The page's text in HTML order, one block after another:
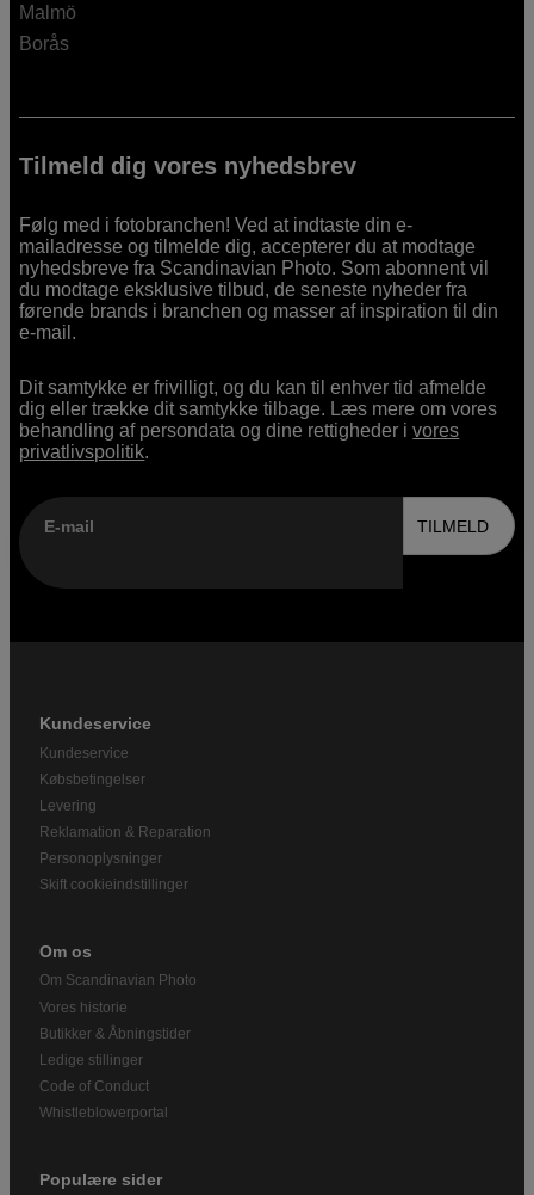
Malmö
Borås
Tilmeld dig vores nyhedsbrev
Følg med i fotobranchen! Ved at indtaste din e-
mailadresse og tilmelde dig, accepterer du at modtage
nyhedsbreve fra Scandinavian Photo. Som abonnent vil
du modtage eksklusive tilbud, de seneste nyheder fra
førende brands i branchen og masser af inspiration til din
e-mail.
Dit samtykke er frivilligt, og du kan til enhver tid afmelde
dig eller trække dit samtykke tilbage. Læs mere om vores
behandling af persondata og dine rettigheder ivores
privatlivspolitik.
E-mail TILMELD
Kundeservice
Kundeservice
Købsbetingelser
Levering
Reklamation & Reparation
Personoplysninger
Skift cookieindstillinger
Om os
Om Scandinavian Photo
Vores historie
Butikker & Åbningstider
Ledige stillinger
Code of Conduct
Whistleblowerportal
Populære sider